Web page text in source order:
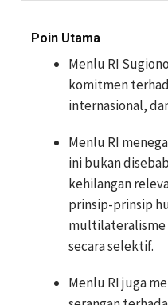
Poin Utama
Menlu RI
komitmen
internasional,
Menlu RI
ini bukan
kehilangan
prinsip-prinsip
secara selektif.
Menlu RI juga